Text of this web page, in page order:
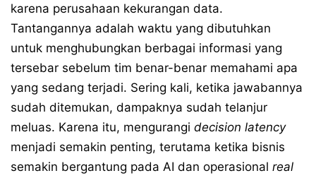
karena perusahaan kekurangan data.
Tantangannya adalah waktu yang dibutuhkan
untuk menghubungkan berbagai informasi yang
tersebar sebelum tim benar-benar memahami apa
yang sedang terjadi. Sering kali, ketika jawabannya
sudah ditemukan, dampaknya sudah telanjur
meluas. Karena itu, mengurangi decision latency
menjadi semakin penting, terutama ketika bisnis
semakin bergantung pada AI dan operasional real